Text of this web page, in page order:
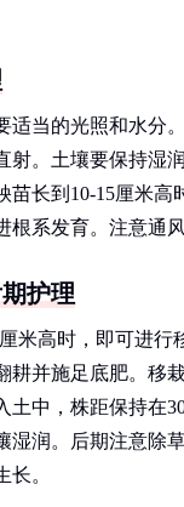
适当的光照和水分
射。土壤要保持湿
苗长到10-15厘米高
根系发育。注意通
护理
米高时，即可进行
耕并施足底肥。移
土中，株距保持在
湿润。后期注意除
长。